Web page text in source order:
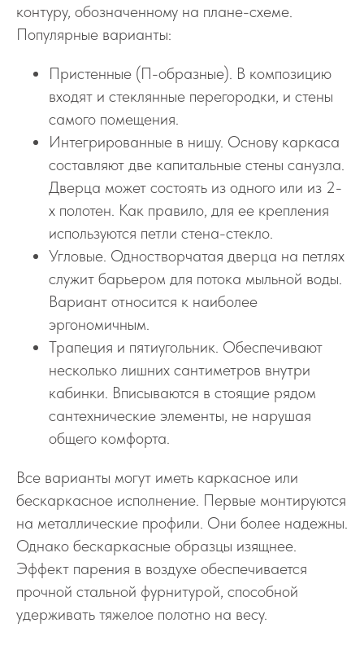
контуру, обозначенному на плане-схеме.
Популярные варианты:
Пристенные (П-образные). В композицию
входят и стеклянные перегородки, и стены
самого помещения.
Интегрированные в нишу. Основу каркаса
составляют две капитальные стены санузла.
Дверца может состоять из одного или из 2-
х полотен. Как правило, для ее крепления
используются петли стена-стекло.
Угловые. Одностворчатая дверца на петлях
служит барьером для потока мыльной воды.
Вариант относится к наиболее
эргономичным.
Трапеция и пятиугольник. Обеспечивают
несколько лишних сантиметров внутри
кабинки. Вписываются в стоящие рядом
сантехнические элементы, не нарушая
общего комфорта.
Все варианты могут иметь каркасное или
бескаркасное исполнение. Первые монтируются
на металлические профили. Они более надежны.
Однако бескаркасные образцы изящнее.
Эффект парения в воздухе обеспечивается
прочной стальной фурнитурой, способной
удерживать тяжелое полотно на весу.